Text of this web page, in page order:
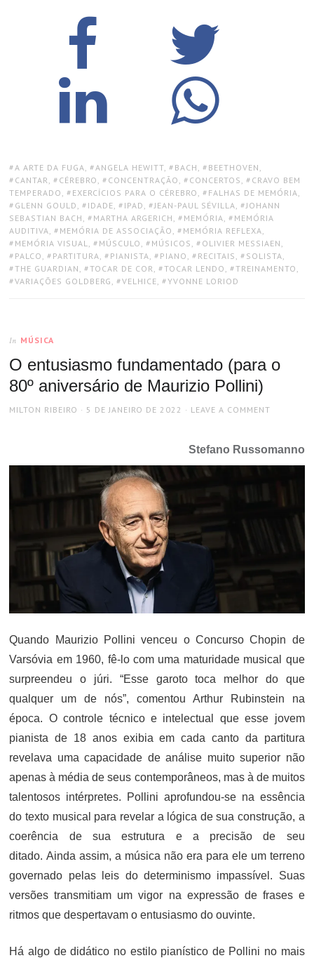
TAGS:
A ARTE DA FUGA, ANGELA HEWITT, BACH , BEETHOVEN ,
CANTAR, CÉREBRO , CONCENTRAÇÃO , CONCERTOS , CRAVO BEM
TEMPERADO , EXERCÍCIOS PARA O CÉREBRO , FALHAS DE MEMÓRIA,
GLENN GOULD , IDADE, IPAD , JEAN-PAUL SÉVILLA, JOHANN
SEBASTIAN BACH , MARTHA ARGERICH , MEMÓRIA, MEMÓRIA
AUDITIVA, MEMÓRIA DE ASSOCIAÇÃO , MEMÓRIA REFLEXA,
MEMÓRIA VISUAL, MÚSCULO , MÚSICOS , OLIVIER MESSIAEN ,
PALCO , PARTITURA, PIANISTA, PIANO , RECITAIS , SOLISTA,
THE GUARDIAN , TOCAR DE COR, TOCAR LENDO , TREINAMENTO ,
VARIAÇÕES GOLDBERG , VELHICE, YVONNE LORIOD
In MÚSICA
O entusiasmo fundamentado (para o
80º aniversário de Maurizio Pollini)
AUTHOR
MILTON RIBEIRO
POSTED
5 DE JANEIRO DE 2022 LEAVE A COMMENT
Stefano Russomanno
Quando Maurizio Pollini venceu o Concurso Chopin de
Varsóvia em 1960, fê-lo com uma maturidade musical que
surpreendeu o júri. “Esse garoto toca melhor do que
qualquer um de nós”, comentou Arthur Rubinstein na
época. O controle técnico e intelectual que esse jovem
pianista de 18 anos exibia em cada canto da partitura
revelava uma capacidade de análise muito superior não
apenas à média de seus contemporâneos, mas à de muitos
talentosos intérpretes. Pollini aprofundou-se na essência
do texto musical para revelar a lógica de sua construção, a
coerência de sua estrutura e a precisão de seu
ditado. Ainda assim, a música não era para ele um terreno
governado pelas leis do determinismo impassível. Suas
versões transmitiam um vigor na expressão de frases e
ritmos que despertavam o entusiasmo do ouvinte.
Há algo de didático no estilo pianístico de Pollini no mais